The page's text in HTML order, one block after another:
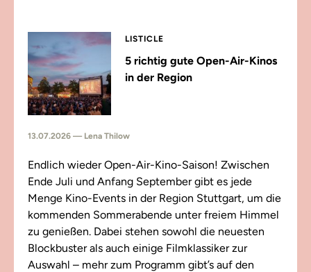
LISTICLE
5 richtig gute Open-Air-Kinos
in der Region
13.07.2026 — Lena Thilow
Endlich wieder Open-Air-Kino-Saison! Zwischen
Ende Juli und Anfang September gibt es jede
Menge Kino-Events in der Region Stuttgart, um die
kommenden Sommerabende unter freiem Himmel
zu genießen. Dabei stehen sowohl die neuesten
Blockbuster als auch einige Filmklassiker zur
Auswahl – mehr zum Programm gibt’s auf den